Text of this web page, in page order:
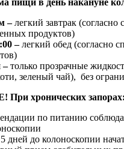
–легкий завтрак (согласно
продуктов)
–легкий обед (согласно
–только прозрачные
зеленый чай), без
хронических запорах:
по питанию
5 дней до колоноскопии